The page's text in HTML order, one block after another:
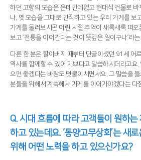
하던 고향의 모습은 온데간데없고 현대식 건물로
나, 옛 모습을 그대로 간직하고 있는 우리 가게를 보
가게를 둘러보시곤 어린 시절 추억이 새록새록 떠
보고 ‘전통을 이어간다는 것이 뜻깊은 일이구나’라
다른 한 분은 할아버지 때부터 단골이셨던 91세 어
역사를 함께할 수 있어 기쁘다고 말씀하시더라고요
으면 좋겠다는 바람도 덧붙이시면서요. 그 말씀을
분들을 위해서 계속해서 가게를 이어가야겠다는 다
Q. 시대 흐름에 따라 고객들이 원하
하고 있는데요. ‘동양고무상회’는 새
위해 어떤 노력을 하고 있으신가요?